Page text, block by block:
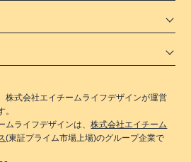
株式会社エイチームライフデザインが運営
。
ムライフデザインは、株式会社エイチーム
(東証プライム市場上場)のグループ企業で